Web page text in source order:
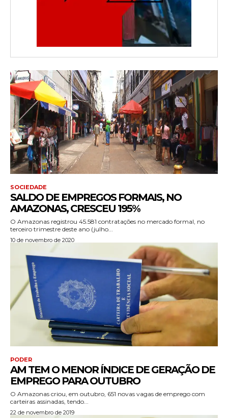
SOCIEDADE
SALDO DE EMPREGOS FORMAIS, NO
AMAZONAS, CRESCEU 195%
O Amazonas registrou 45.581 contratações no mercado formal, no
terceiro trimestre deste ano (julho...
10 de novembro de 2020
PODER
AM TEM O MENOR ÍNDICE DE GERAÇÃO DE
EMPREGO PARA OUTUBRO
O Amazonas criou, em outubro, 651 novas vagas de emprego com
carteiras assinadas, tendo...
22 de novembro de 2019